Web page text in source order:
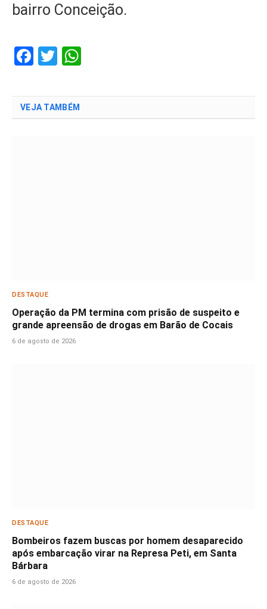
bairro Conceição.
Facebook
Twitter
VEJA TAMBÉM
DESTAQUE
Operação da PM termina com prisão de suspeito e
grande apreensão de drogas em Barão de Cocais
6 de agosto de 2026
DESTAQUE
Bombeiros fazem buscas por homem desaparecido
após embarcação virar na Represa Peti, em Santa
Bárbara
6 de agosto de 2026